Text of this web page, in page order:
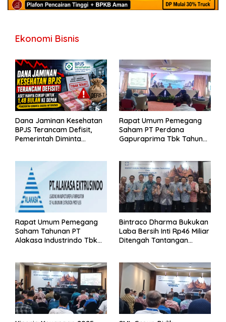
Ekonomi Bisnis
Dana Jaminan Kesehatan
BPJS Terancam Defisit,
Pemerintah Diminta
Rapat Umum Pemegang
Saham PT Perdana
Gapuraprima Tbk Tahun
Rapat Umum Pemegang
Saham Tahunan PT
Alakasa Industrindo Tbk
Bintraco Dharma Bukukan
Laba Bersih Inti Rp46 Miliar
Ditengah Tantangan